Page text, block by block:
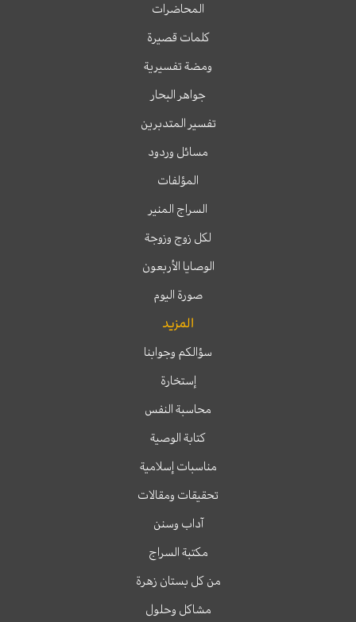
المحاضرات
كلمات قصيرة
ومضة تفسيرية
جواهر البحار
تفسير المتدبرين
مسائل وردود
المؤلفات
السراج المنير
لكل زوج وزوجة
الوصايا الأربعون
صورة اليوم
المزيد
سؤالكم وجوابنا
إستخارة
محاسبة النفس
كتابة الوصية
مناسبات إسلامية
تحقيقات ومقالات
آداب وسنن
مكتبة السراج
من كل بستان زهرة
مشاكل وحلول